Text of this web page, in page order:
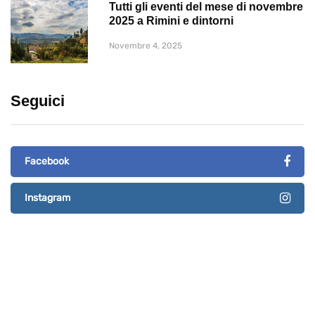
Tutti gli eventi del mese di novembre
2025 a Rimini e dintorni
Novembre 4, 2025
Seguici
Facebook
Instagram